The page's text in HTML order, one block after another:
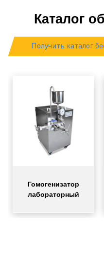
Каталог
Получить каталог
Гомогенизатор
лабораторный